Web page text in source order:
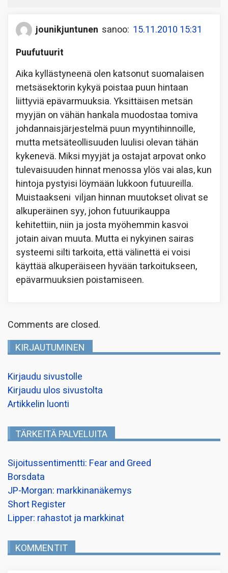
jounikjuntunen sanoo: 15.11.2010 15:31
Puufutuurit
Aika kyllästyneenä olen katsonut suomalaisen
metsäsektorin kykyä poistaa puun hintaan
liittyviä epävarmuuksia. Yksittäisen metsän
myyjän on vähän hankala muodostaa tomiva
johdannaisjärjestelmä puun myyntihinnoille,
mutta metsäteollisuuden luulisi olevan tähän
kykenevä. Miksi myyjät ja ostajat arpovat onko
tulevaisuuden hinnat menossa ylös vai alas, kun
hintoja pystyisi löymään lukkoon futuureilla.
Muistaakseni viljan hinnan muutokset olivat se
alkuperäinen syy, johon futuurikauppa
kehitettiin, niin ja josta myöhemmin kasvoi
jotain aivan muuta. Mutta ei nykyinen sairas
systeemi silti tarkoita, että välinettä ei voisi
käyttää alkuperäiseen hyvään tarkoitukseen,
epävarmuuksien poistamiseen.
Comments are closed.
KIRJAUTUMINEN
Kirjaudu sivustolle
Kirjaudu ulos sivustolta
Artikkelin luonti
TÄRKEITÄ PALVELUITA
Sijoitussentimentti: Fear and Greed
Borsdata
JP-Morgan: markkinanäkemys
Short Register
Lipper: rahastot ja markkinat
KOMMENTIT